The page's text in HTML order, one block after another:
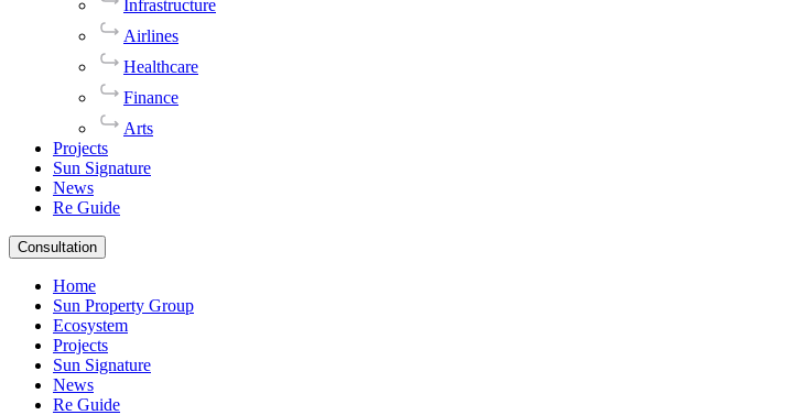
Infrastructure
Airlines
Healthcare
Finance
Arts
Projects
Sun Signature
News
Re Guide
Consultation
Home
Sun Property Group
Ecosystem
Projects
Sun Signature
News
Re Guide